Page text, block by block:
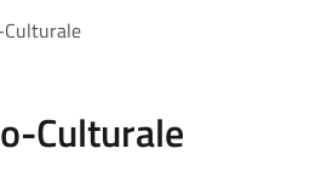
Culturale